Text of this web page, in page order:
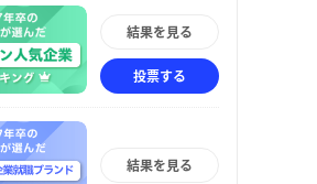
結果を見る
投票する
結果を見る